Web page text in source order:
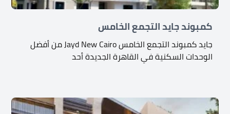
كمبوند جايد التجمع الخامس
جايد كمبوند التجمع الخامس Jayd New Cairo من أفضل
الوحدات السكنية في القاهرة الجديدة أحد